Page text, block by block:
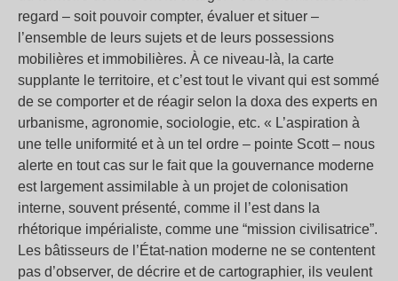
regard – soit pouvoir compter, évaluer et situer –
l’ensemble de leurs sujets et de leurs possessions
mobilières et immobilières. À ce niveau-là, la carte
supplante le territoire, et c’est tout le vivant qui est sommé
de se comporter et de réagir selon la doxa des experts en
urbanisme, agronomie, sociologie, etc. « L’aspiration à
une telle uniformité et à un tel ordre – pointe Scott – nous
alerte en tout cas sur le fait que la gouvernance moderne
est largement assimilable à un projet de colonisation
interne, souvent présenté, comme il l’est dans la
rhétorique impérialiste, comme une “mission civilisatrice”.
Les bâtisseurs de l’État-nation moderne ne se contentent
pas d’observer, de décrire et de cartographier, ils veulent